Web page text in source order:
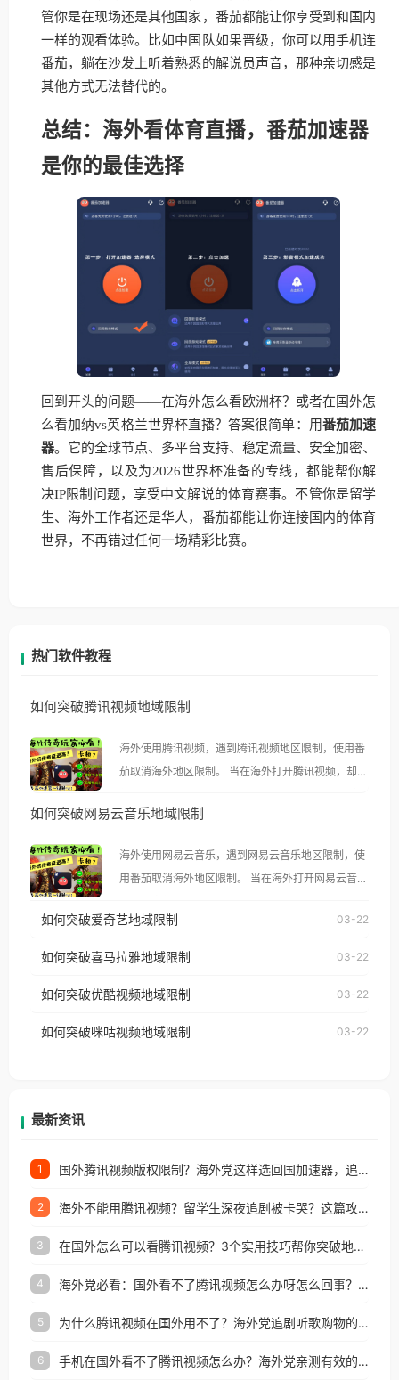
管你是在现场还是其他国家，番茄都能让你享受到和国内
一样的观看体验。比如中国队如果晋级，你可以用手机连
番茄，躺在沙发上听着熟悉的解说员声音，那种亲切感是
其他方式无法替代的。
总结：海外看体育直播，番茄加速器
是你的最佳选择
回到开头的问题——在海外怎么看欧洲杯？或者在国外怎
么看加纳vs英格兰世界杯直播？答案很简单：用番茄加速
器。它的全球节点、多平台支持、稳定流量、安全加密、
售后保障，以及为2026世界杯准备的专线，都能帮你解
决IP限制问题，享受中文解说的体育赛事。不管你是留学
生、海外工作者还是华人，番茄都能让你连接国内的体育
世界，不再错过任何一场精彩比赛。
热门软件教程
如何突破腾讯视频地域限制
海外使用腾讯视频，遇到腾讯视频地区限制，使用番
茄取消海外地区限制。 当在海外打开腾讯视频，却突
示语。 海外用户如香港、澳门、台湾、美国、加拿
像其他音乐平台一样，出现地区及版权限制问题，且
仅能在中国大陆地区播放。 遇到这个问题的朋友们，
使用番茄回国加速器，即可解决「海外用户收听腾讯
台湾、美国、加拿大、澳大利亚、欧洲等国家和地区
权限制所困扰。
如何突破网易云音乐地域限制
海外使用网易云音乐，遇到网易云音乐地区限制，使
用番茄取消海外地区限制。 当在海外打开网易云音
播放”的提示语。 海外用户如香港、澳门、台湾、美
国、加拿大、澳大利亚、欧洲等国家和地区时，网易
制问题，且仅能在中国大陆地区播放。 遇到这个问题
户收听网易云音乐地区版权限制」的问题，无论人在
如何突破爱奇艺地域限制 03-22
如何突破喜马拉雅地域限制 03-22
如何突破优酷视频地域限制 03-22
如何突破咪咕视频地域限制 03-22
最新资讯
1 国外腾讯视频版权限制？海外党这样选回国加速器，追剧听歌办事全搞定
2 海外不能用腾讯视频？留学生深夜追剧被卡哭？这篇攻略帮你一键回国看剧听歌
3 在国外怎么可以看腾讯视频？3个实用技巧帮你突破地域限制（附避坑指南）
4 海外党必看：国外看不了腾讯视频怎么办呀怎么回事？3步解决地区限制
5 为什么腾讯视频在国外用不了？海外党追剧听歌购物的终极解决方案
6 手机在国外看不了腾讯视频怎么办？海外党亲测有效的追剧自由指南